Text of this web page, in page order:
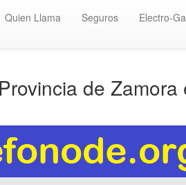
Quien Llama Seguros Electro-
de Zamora